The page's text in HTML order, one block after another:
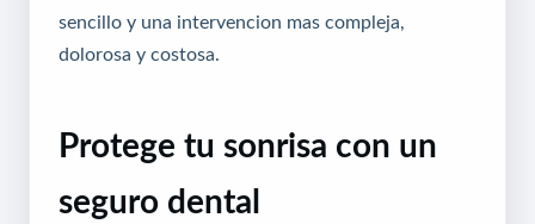
sencillo y una intervencion mas compleja,
dolorosa y costosa.
Protege tu sonrisa con un
seguro dental